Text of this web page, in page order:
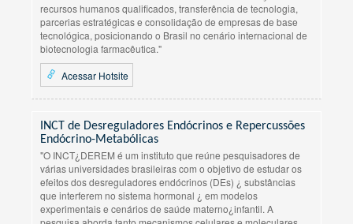
recursos humanos qualificados, transferência de tecnologia,
parcerias estratégicas e consolidação de empresas de base
tecnológica, posicionando o Brasil no cenário internacional de
biotecnologia farmacêutica."
Acessar Hotsite
INCT de Desreguladores Endócrinos e Repercussões
Endócrino-Metabólicas
"O INCT¿DEREM é um instituto que reúne pesquisadores de
várias universidades brasileiras com o objetivo de estudar os
efeitos dos desreguladores endócrinos (DEs) ¿ substâncias
que interferem no sistema hormonal ¿ em modelos
experimentais e cenários de saúde materno¿infantil. A